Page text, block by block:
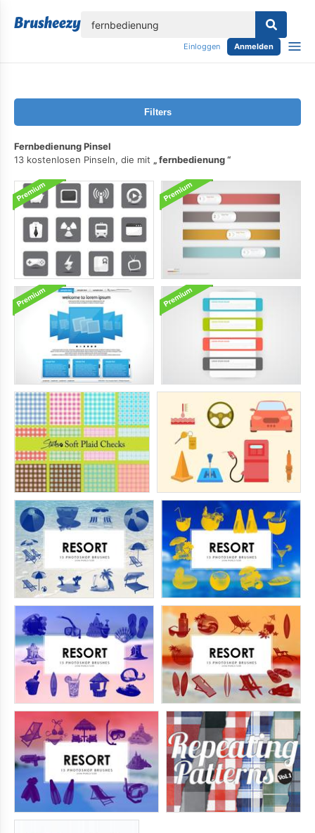
Einloggen Anmelden
Filters
Fernbedienung Pinsel
13 kostenlosen Pinseln, die mit
fernbedienung